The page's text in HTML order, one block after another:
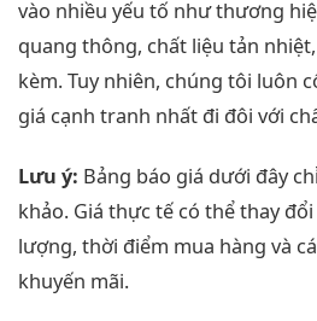
vào nhiều yếu tố như thương
quang thông, chất liệu tản
kèm. Tuy nhiên, chúng tôi luôn
giá cạnh tranh nhất đi đôi với
Lưu ý: Bảng báo giá dưới đây
khảo. Giá thực tế có thể thay
lượng, thời điểm mua hàng và
khuyến mãi.